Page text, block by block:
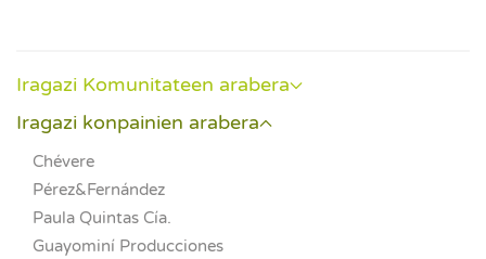
Iragazi Komunitateen arabera
Iragazi konpainien arabera
Chévere
Pérez&Fernández
Paula Quintas Cía.
Guayominí Producciones